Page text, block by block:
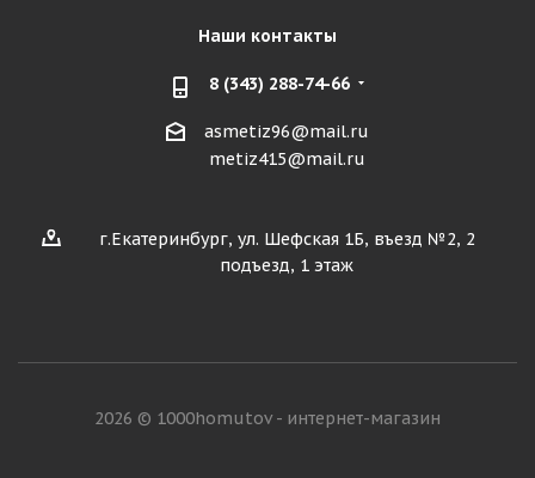
Наши контакты
8 (343) 288-74-66
asmetiz96@mail.ru
metiz415@mail.ru
г.Екатеринбург, ул. Шефская 1Б, въезд №2, 2
подъезд, 1 этаж
2026 © 1000homutov - интернет-магазин